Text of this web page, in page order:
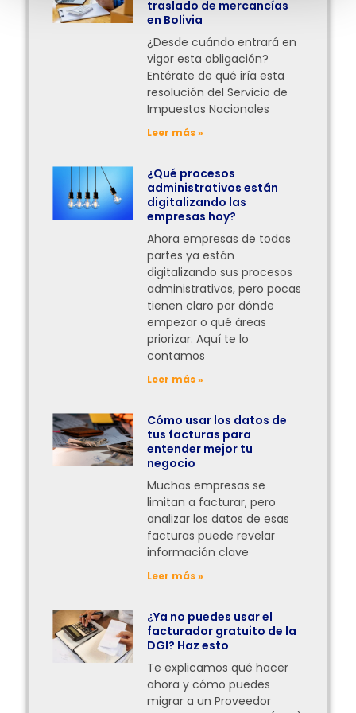
traslado de mercancías
en Bolivia
¿Desde cuándo entrará en
vigor esta obligación?
Entérate de qué iría esta
resolución del Servicio de
Impuestos Nacionales
Leer más »
¿Qué procesos
administrativos están
digitalizando las
empresas hoy?
Ahora empresas de todas
partes ya están
digitalizando sus procesos
administrativos, pero pocas
tienen claro por dónde
empezar o qué áreas
priorizar. Aquí te lo
contamos
Leer más »
Cómo usar los datos de
tus facturas para
entender mejor tu
negocio
Muchas empresas se
limitan a facturar, pero
analizar los datos de esas
facturas puede revelar
información clave
Leer más »
¿Ya no puedes usar el
facturador gratuito de la
DGI? Haz esto
Te explicamos qué hacer
ahora y cómo puedes
migrar a un Proveedor